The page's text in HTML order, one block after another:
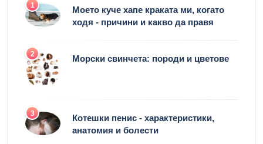
1
Моето куче хапе краката ми, когато
ходя - причини и какво да правя
2 Морски свинчета: породи и цветове
3
Котешки пенис - характеристики,
анатомия и болести